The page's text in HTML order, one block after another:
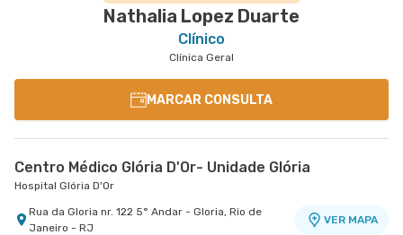
Nathalia Lopez Duarte
Clínico
Clínica Geral
MARCAR CONSULTA
Centro Médico Glória D'Or- Unidade Glória
Hospital Glória D'Or
Rua da Gloria nr. 122 5° Andar - Gloria, Rio de
Janeiro - RJ
VER MAPA